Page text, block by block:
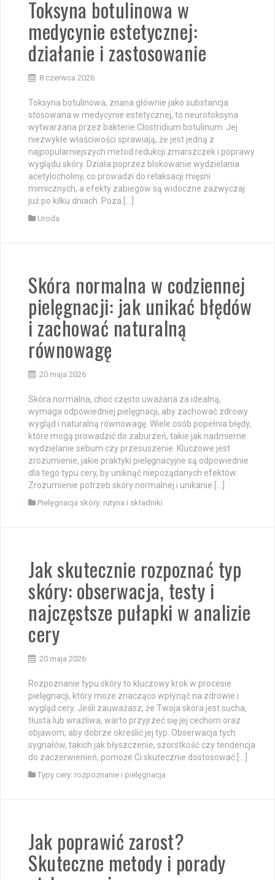
Toksyna botulinowa w
medycynie estetycznej:
działanie i zastosowanie
8 czerwca 2026
Toksyna botulinowa, znana głównie jako substancja
stosowana w medycynie estetycznej, to neurotoksyna
wytwarzana przez bakterie Clostridium botulinum. Jej
niezwykłe właściwości sprawiają, że jest jedną z
najpopularniejszych metod redukcji zmarszczek i poprawy
wyglądu skóry. Działa poprzez blokowanie wydzielania
acetylocholiny, co prowadzi do relaksacji mięśni
mimicznych, a efekty zabiegów są widoczne zazwyczaj
już po kilku dniach. Poza […]
Uroda
Skóra normalna w codziennej
pielęgnacji: jak unikać błędów
i zachować naturalną
równowagę
20 maja 2026
Skóra normalna, choć często uważana za idealną,
wymaga odpowiedniej pielęgnacji, aby zachować zdrowy
wygląd i naturalną równowagę. Wiele osób popełnia błędy,
które mogą prowadzić do zaburzeń, takie jak nadmierne
wydzielanie sebum czy przesuszenie. Kluczowe jest
zrozumienie, jakie praktyki pielęgnacyjne są odpowiednie
dla tego typu cery, by uniknąć niepożądanych efektów.
Zrozumienie potrzeb skóry normalnej i unikanie […]
Pielęgnacja skóry: rutyna i składniki
Jak skutecznie rozpoznać typ
skóry: obserwacja, testy i
najczęstsze pułapki w analizie
cery
20 maja 2026
Rozpoznanie typu skóry to kluczowy krok w procesie
pielęgnacji, który może znacząco wpłynąć na zdrowie i
wygląd cery. Jeśli zauważasz, że Twoja skóra jest sucha,
tłusta lub wrażliwa, warto przyjrzeć się jej cechom oraz
objawom, aby dobrze określić jej typ. Obserwacja tych
sygnałów, takich jak błyszczenie, szorstkość czy tendencja
do zaczerwienień, pomoże Ci skutecznie dostosować […]
Typy cery: rozpoznanie i pielęgnacja
Jak poprawić zarost?
Skuteczne metody i porady